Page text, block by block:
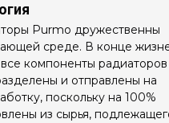
Purmo дружественны
среде. В конце
компоненты радиаторов
и отправлены на
поскольку на 100%
из сырья,